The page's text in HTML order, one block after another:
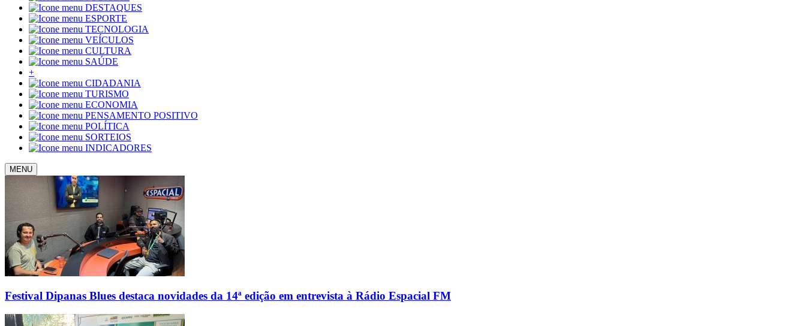
DESTAQUES
ESPORTE
TECNOLOGIA
VEÍCULOS
CULTURA
SAÚDE
+
CIDADANIA
TURISMO
ECONOMIA
PENSAMENTO POSITIVO
POLÍTICA
SORTEIOS
INDICADORES
MENU
Festival Dipanas Blues destaca novidades da 14ª edição em entrevista à Rádio Espacial FM